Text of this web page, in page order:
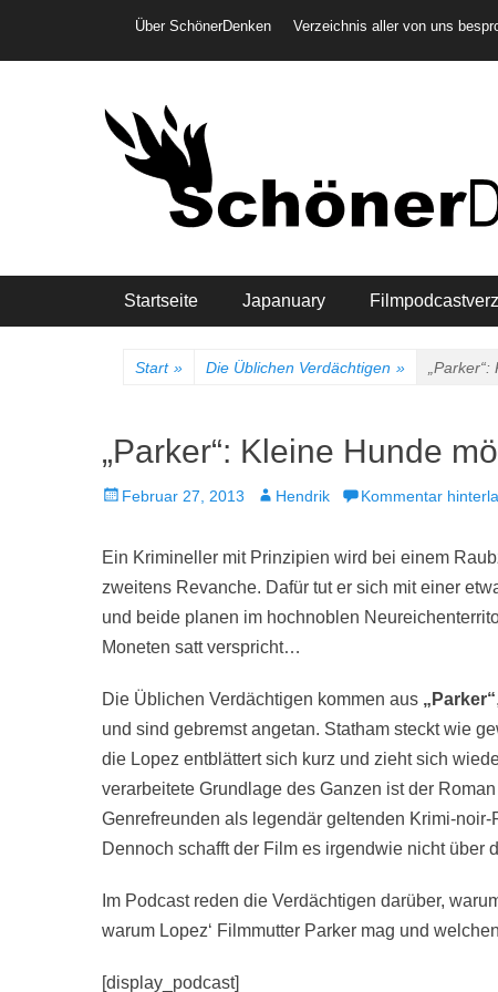
Header-Menü
Über SchönerDenken Verzeichnis aller von uns
Hauptmenü
Startseite Japanuary
Start » Die Üblichen Verdächtigen »
„Parker“: Kleine Hunde
Veröffentlicht
Februar 27, 2013 AutorHendrik Kommentar
Ein Krimineller mit Prinzipien wird bei einem
zweitens Revanche. Dafür tut er sich mit einer
und beide planen im hochnoblen
Moneten satt verspricht…
Die Üblichen Verdächtigen kommen aus „Parker“
und sind gebremst angetan. Statham steckt wie
die Lopez entblättert sich kurz und zieht sich
verarbeitete Grundlage des Ganzen ist der
Genrefreunden als legendär geltenden Krimi-
Dennoch schafft der Film es irgendwie nicht über
Im Podcast reden die Verdächtigen darüber,
warum Lopez‘ Filmmutter Parker mag und
[display_podcast]